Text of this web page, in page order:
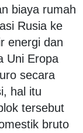
biaya rumah
Rusia ke
energi dan
Uni Eropa
secara
hal itu
tersebut
bruto